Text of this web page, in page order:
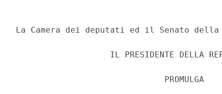
La Camera dei deputati ed il Senato della
IL PRESIDENTE DELLA
                              PROMULGA